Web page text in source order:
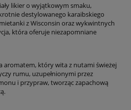
likier o wyjątkowym smaku,
destylowanego karaibskiego
z Wisconsin oraz wykwintnych
która oferuje niezapomniane
aromatem, który wita z nutami świeżej
rumu, uzupełnionymi przez
i przypraw, tworząc zapachową